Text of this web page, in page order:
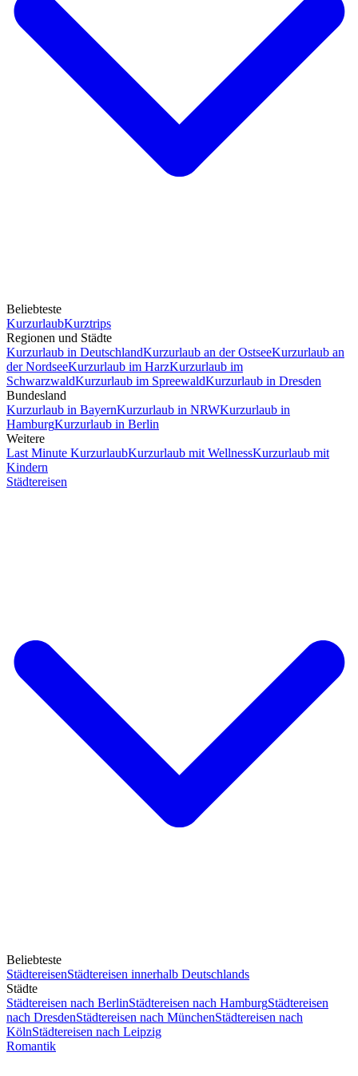
Beliebteste
KurzurlaubKurztrips
Regionen und Städte
Kurzurlaub in DeutschlandKurzurlaub an der OstseeKurzurlaub an
der NordseeKurzurlaub im HarzKurzurlaub im
SchwarzwaldKurzurlaub im SpreewaldKurzurlaub in Dresden
Bundesland
Kurzurlaub in BayernKurzurlaub in NRWKurzurlaub in
HamburgKurzurlaub in Berlin
Weitere
Last Minute KurzurlaubKurzurlaub mit WellnessKurzurlaub mit
Kindern
Städtereisen
Beliebteste
StädtereisenStädtereisen innerhalb Deutschlands
Städte
Städtereisen nach BerlinStädtereisen nach HamburgStädtereisen
nach DresdenStädtereisen nach MünchenStädtereisen nach
KölnStädtereisen nach Leipzig
Romantik